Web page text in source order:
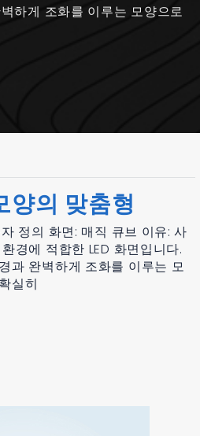
하게 조화를 이루는 모양으로
양의 맞춤형
정의 화면: 매직 큐브 이유: 사
경에 적합한 LED 화면입니다.
과 완벽하게 조화를 이루는 모
실히